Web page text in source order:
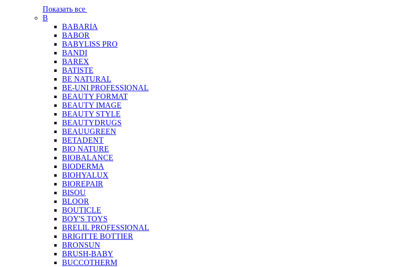
Показать все
B
BABARIA
BABOR
BABYLISS PRO
BANDI
BAREX
BATISTE
BE NATURAL
BE-UNI PROFESSIONAL
BEAUTY FORMAT
BEAUTY IMAGE
BEAUTY STYLE
BEAUTYDRUGS
BEAUUGREEN
BETADENT
BIO NATURE
BIOBALANCE
BIODERMA
BIOHYALUX
BIOREPAIR
BISOU
BLOOR
BOUTICLE
BOY'S TOYS
BRELIL PROFESSIONAL
BRIGITTE BOTTIER
BRONSUN
BRUSH-BABY
BUCCOTHERM